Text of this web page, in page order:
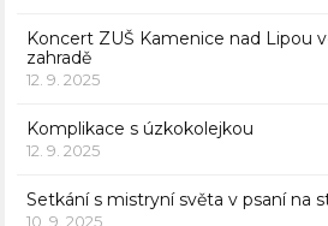
Koncert ZUŠ Kamenice nad Lipou
zahradě
12. 9. 2025
Komplikace s úzkokolejkou
12. 9. 2025
Setkání s mistryní světa v psaní na
10. 9. 2025